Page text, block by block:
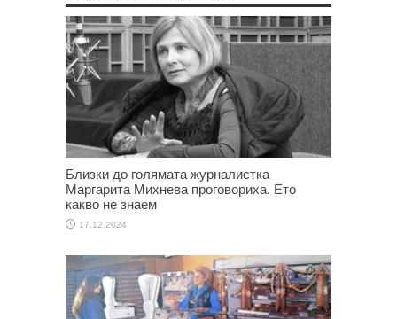
Близки до голямата журналистка
Маргарита Михнева проговориха. Ето
какво не знаем
17.12.2024